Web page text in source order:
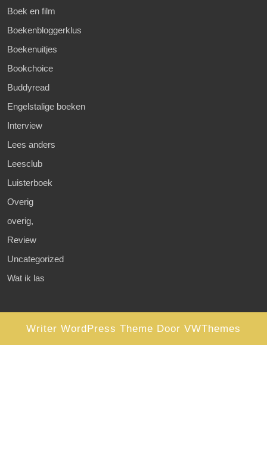
Boek en film
Boekenbloggerklus
Boekenuitjes
Bookchoice
Buddyread
Engelstalige boeken
Interview
Lees anders
Leesclub
Luisterboek
Overig
overig,
Review
Uncategorized
Wat ik las
Writer WordPress Theme Door VWThemes